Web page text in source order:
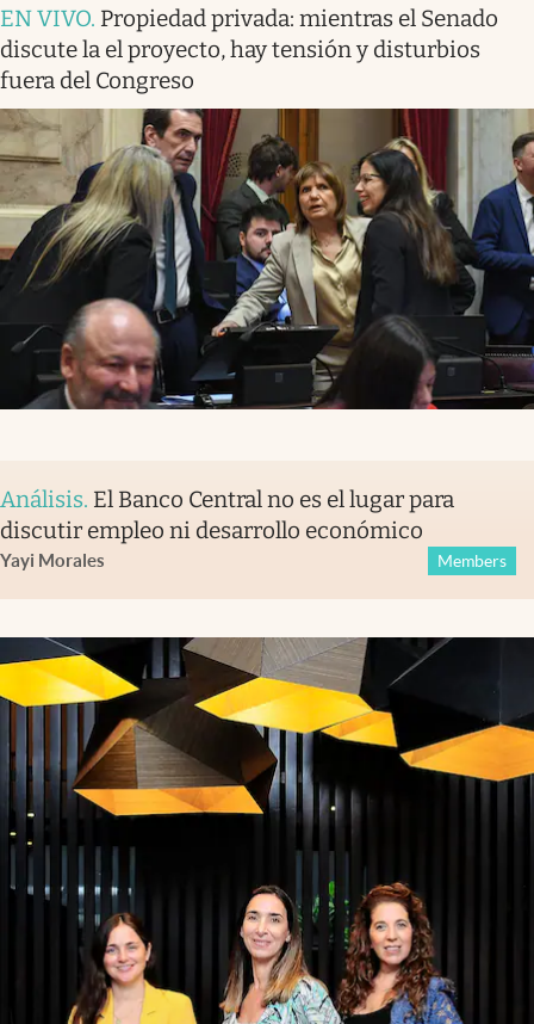
EN VIVO. Propiedad privada: mientras el Senado
discute la el proyecto, hay tensión y disturbios
fuera del Congreso
Análisis. El Banco Central no es el lugar para
discutir empleo ni desarrollo económico
Yayi Morales Members